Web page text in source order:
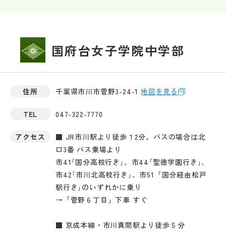
国府台女子学院中学部
住所 千葉県市川市菅野3-24-1 地図を見る
TEL 047-322-7770
アクセス
■ JR市川駅より徒歩１2分。バスの場合は北
口3番 バス乗場より
市41｢国分高校行き｣、市44｢聖徳学園行き｣、
市42｢市川北高校行き｣、市51「国分経由松戸
駅行き｣のいずれかに乗り
→「菅野６丁目」下車 すぐ
■ 京成本線・市川真間駅より徒歩５分